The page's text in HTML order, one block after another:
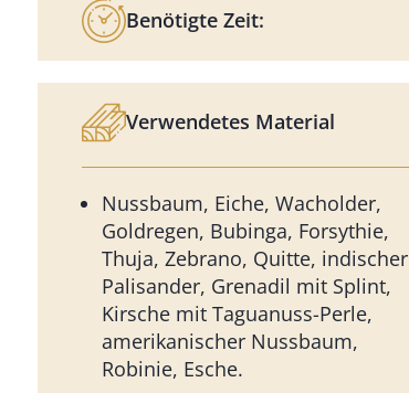
Benötigte Zeit:
Verwendetes Material
Nussbaum, Eiche, Wacholder,
Goldregen, Bubinga, Forsythie,
Thuja, Zebrano, Quitte, indischer
Palisander, Grenadil mit Splint,
Kirsche mit Taguanuss-Perle,
amerikanischer Nussbaum,
Robinie, Esche.